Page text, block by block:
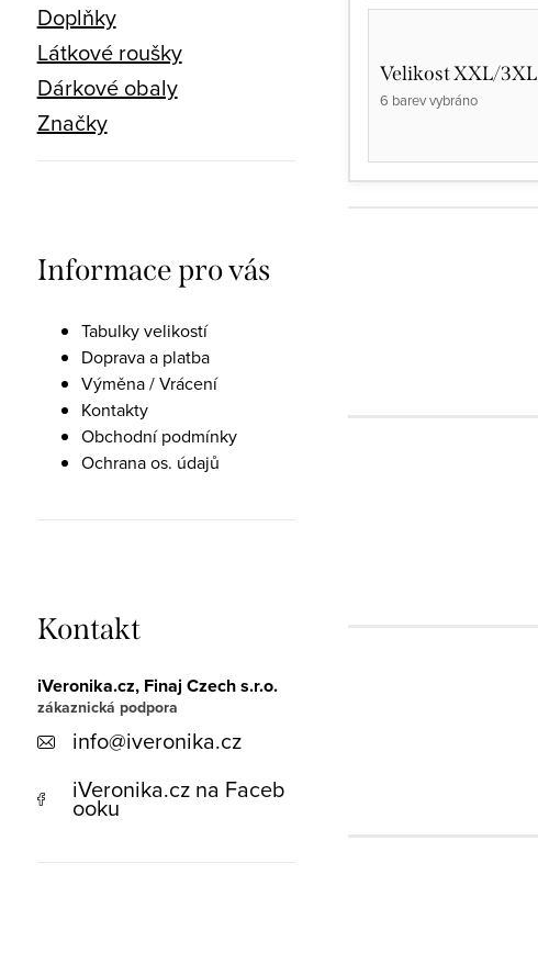
Doplňky
Látkové roušky
Dárkové obaly
Značky
Informace pro vás
Tabulky velikostí
Doprava a platba
Výměna / Vrácení
Kontakty
Obchodní podmínky
Ochrana os. údajů
Kontakt
iVeronika.cz, Finaj Czech s.r.o.
info@iveronika.cz
iVeronika.cz na Faceb
ooku
Velikost XXL/3XL
6 barev vybráno